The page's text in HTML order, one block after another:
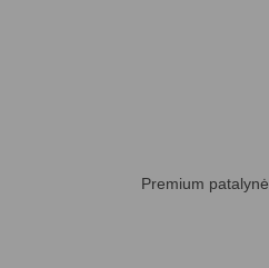
Premium patalynė